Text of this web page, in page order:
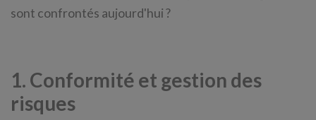
sont confrontés aujourd'hui ?
1. Conformité et gestion des
risques